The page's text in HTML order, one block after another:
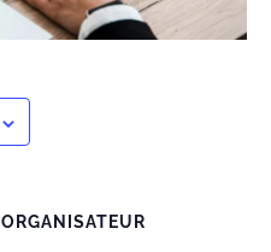
ORGANISATEUR